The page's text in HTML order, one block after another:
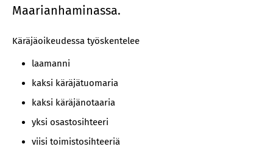
Maarianhaminassa.
Käräjäoikeudessa työskentelee
laamanni
kaksi käräjätuomaria
kaksi käräjänotaaria
yksi osastosihteeri
viisi toimistosihteeriä